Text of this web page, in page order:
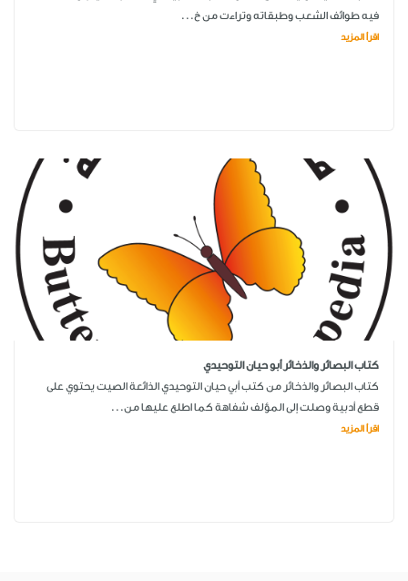
فيه طوائف الشعب وطبقاته وتراءت من خ...
اقرأ المزيد
كتاب البصائر والذخائر أبو حيان التوحيدي
كتاب البصائر والذخائر من كتب أبي حيان التوحيدي الذائعة الصيت يحتوي على
قطع أدبية وصلت إلى المؤلف شفاهة كما اطلع عليها من...
اقرأ المزيد